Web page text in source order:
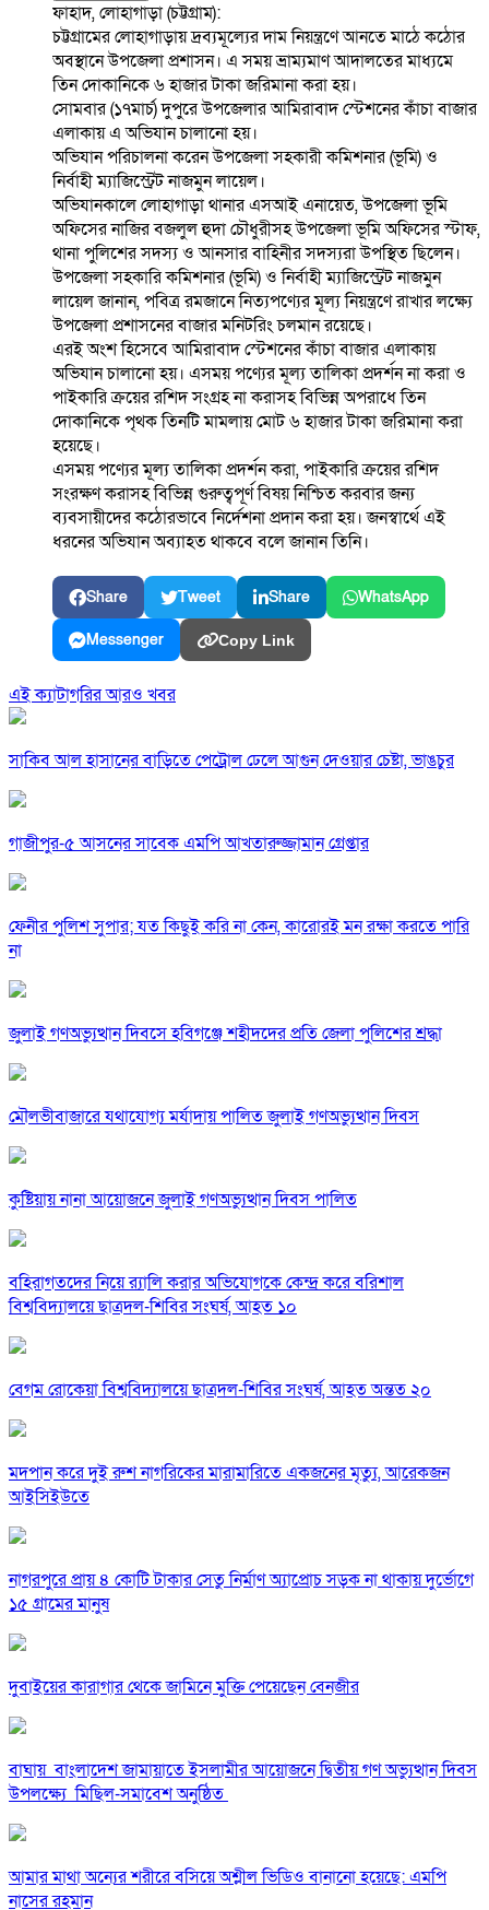
ফাহাদ, লোহাগাড়া (চট্টগ্রাম):
চট্টগ্রামের লোহাগাড়ায় দ্রব্যমূল্যের দাম নিয়ন্ত্রণে আনতে মাঠে কঠোর
অবস্থানে উপজেলা প্রশাসন। এ সময় ভ্রাম্যমাণ আদালতের মাধ্যমে
তিন দোকানিকে ৬ হাজার টাকা জরিমানা করা হয়।
সোমবার (১৭মার্চ) দুপুরে উপজেলার আমিরাবাদ স্টেশনের কাঁচা বাজার
এলাকায় এ অভিযান চালানো হয়।
অভিযান পরিচালনা করেন উপজেলা সহকারী কমিশনার (ভূমি) ও
নির্বাহী ম্যাজিস্ট্রেট নাজমুন লায়েল।
অভিযানকালে লোহাগাড়া থানার এসআই এনায়েত, উপজেলা ভূমি
অফিসের নাজির বজলুল হুদা চৌধুরীসহ উপজেলা ভূমি অফিসের স্টাফ,
থানা পুলিশের সদস্য ও আনসার বাহিনীর সদস্যরা উপস্থিত ছিলেন।
উপজেলা সহকারি কমিশনার (ভূমি) ও নির্বাহী ম্যাজিস্ট্রেট নাজমুন
লায়েল জানান, পবিত্র রমজানে নিত্যপণ্যের মূল্য নিয়ন্ত্রণে রাখার লক্ষ্যে
উপজেলা প্রশাসনের বাজার মনিটরিং চলমান রয়েছে।
এরই অংশ হিসেবে আমিরাবাদ স্টেশনের কাঁচা বাজার এলাকায়
অভিযান চালানো হয়। এসময় পণ্যের মূল্য তালিকা প্রদর্শন না করা ও
পাইকারি ক্রয়ের রশিদ সংগ্রহ না করাসহ বিভিন্ন অপরাধে তিন
দোকানিকে পৃথক তিনটি মামলায় মোট ৬ হাজার টাকা জরিমানা করা
হয়েছে।
এসময় পণ্যের মূল্য তালিকা প্রদর্শন করা, পাইকারি ক্রয়ের রশিদ
সংরক্ষণ করাসহ বিভিন্ন গুরুত্বপূর্ণ বিষয় নিশ্চিত করবার জন্য
ব্যবসায়ীদের কঠোরভাবে নির্দেশনা প্রদান করা হয়। জনস্বার্থে এই
ধরনের অভিযান অব্যাহত থাকবে বলে জানান তিনি।
Share Tweet Share WhatsApp
Messenger Copy Link
এই ক্যাটাগরির আরও খবর
সাকিব আল হাসানের বাড়িতে পেট্রোল ঢেলে আগুন দেওয়ার চেষ্টা, ভাঙচুর
গাজীপুর-৫ আসনের সাবেক এমপি আখতারুজ্জামান গ্রেপ্তার
ফেনীর পুলিশ সুপার; যত কিছুই করি না কেন, কারোরই মন রক্ষা করতে পারি
না
জুলাই গণঅভ্যুত্থান দিবসে হবিগঞ্জে শহীদদের প্রতি জেলা পুলিশের শ্রদ্ধা
মৌলভীবাজারে যথাযোগ্য মর্যাদায় পালিত জুলাই গণঅভ্যুত্থান দিবস
কুষ্টিয়ায় নানা আয়োজনে জুলাই গণঅভ্যুত্থান দিবস পালিত
বহিরাগতদের নিয়ে র‍্যালি করার অভিযোগকে কেন্দ্র করে বরিশাল
বিশ্ববিদ্যালয়ে ছাত্রদল-শিবির সংঘর্ষ, আহত ১০
বেগম রোকেয়া বিশ্ববিদ্যালয়ে ছাত্রদল-শিবির সংঘর্ষ, আহত অন্তত ২০
মদপান করে দুই রুশ নাগরিকের মারামারিতে একজনের মৃত্যু, আরেকজন
আইসিইউতে
নাগরপুরে প্রায় ৪ কোটি টাকার সেতু নির্মাণ অ্যাপ্রোচ সড়ক না থাকায় দুর্ভোগে
১৫ গ্রামের মানুষ
দুবাইয়ের কারাগার থেকে জামিনে মুক্তি পেয়েছেন বেনজীর
বাঘায় বাংলাদেশ জামায়াতে ইসলামীর আয়োজনে দ্বিতীয় গণ অভ্যুত্থান দিবস
উপলক্ষ্যে মিছিল-সমাবেশ অনুষ্ঠিত
আমার মাথা অন্যের শরীরে বসিয়ে অশ্লীল ভিডিও বানানো হয়েছে: এমপি
নাসের রহমান